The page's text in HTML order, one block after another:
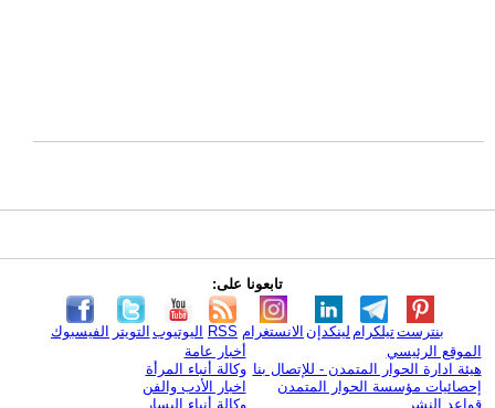
تابعونا على:
الفيسبوك التويتر اليوتيوب RSS الانستغرام لينكدإن تيلكرامبنترست
الموقع الرئيسي
هيئة ادارة الحوار المتمدن - للإتصال بنا
إحصائيات مؤسسة الحوار المتمدن
قواعد النشر
أخبار عامة
وكالة أنباء المرأة
اخبار الأدب والفن
وكالة أنباء اليسار